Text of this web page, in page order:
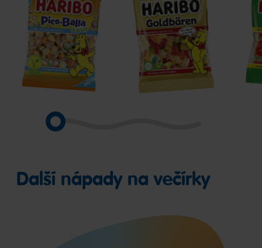
Pico-
Balla
Sour
Goldbären
Další nápady na večírky